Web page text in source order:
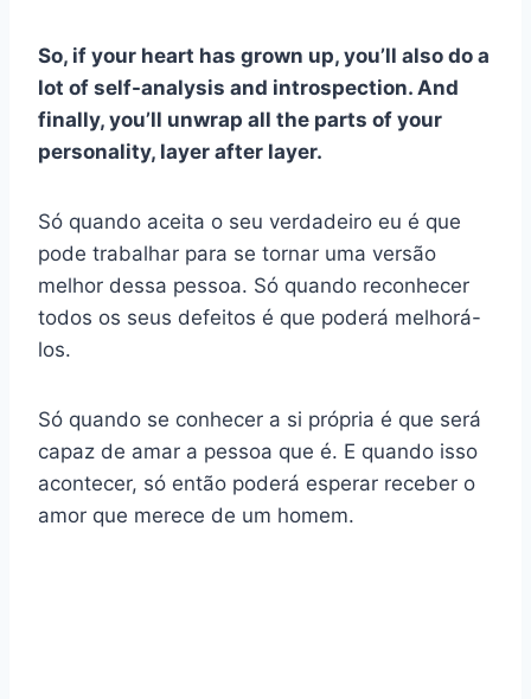
So, if your heart has grown up, you’ll also do a
lot of self-analysis and introspection. And
finally, you’ll unwrap all the parts of your
personality, layer after layer.
Só quando aceita o seu verdadeiro eu é que
pode trabalhar para se tornar uma versão
melhor dessa pessoa. Só quando reconhecer
todos os seus defeitos é que poderá melhorá-
los.
Só quando se conhecer a si própria é que será
capaz de amar a pessoa que é. E quando isso
acontecer, só então poderá esperar receber o
amor que merece de um homem.